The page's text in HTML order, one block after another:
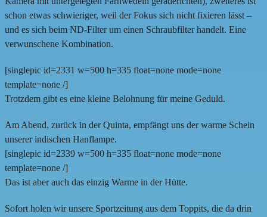
schon etwas schwieriger, weil der Fokus sich nicht fixieren lässt –
und es sich beim ND-Filter um einen Schraubfilter handelt. Eine
verwunschene Kombination.
[singlepic id=2331 w=500 h=335 float=none mode=none
template=none /]
Trotzdem gibt es eine kleine Belohnung für meine Geduld.
Am Abend, zurück in der Quinta, empfängt uns der warme Schein
unserer indischen Hanflampe.
[singlepic id=2339 w=500 h=335 float=none mode=none
template=none /]
Das ist aber auch das einzig Warme in der Hütte.
Sofort holen wir unsere Sportzeitung aus dem Toppits, die da drin